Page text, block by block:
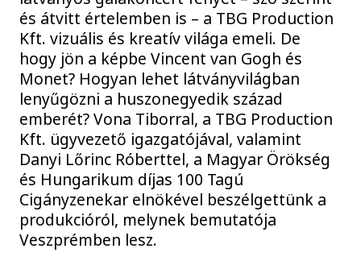
és átvitt értelemben is – a TBG Production
Kft. vizuális és kreatív világa emeli. De
hogy jön a képbe Vincent van Gogh és
Monet? Hogyan lehet látványvilágban
lenyűgözni a huszonegyedik század
emberét? Vona Tiborral, a TBG Production
Kft. ügyvezető igazgatójával, valamint
Danyi Lőrinc Róberttel, a Magyar Örökség
és Hungarikum díjas 100 Tagú
Cigányzenekar elnökével beszélgettünk a
produkcióról, melynek bemutatója
Veszprémben lesz.